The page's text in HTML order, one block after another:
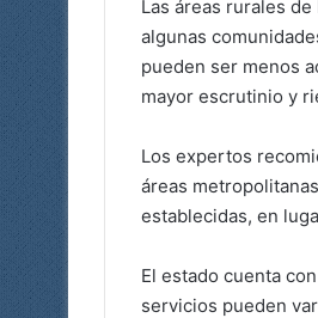
Las áreas rurales
algunas
pueden ser menos
mayor escrutinio y
Los expertos
áreas
establecidas, en
El estado cuenta
servicios pueden